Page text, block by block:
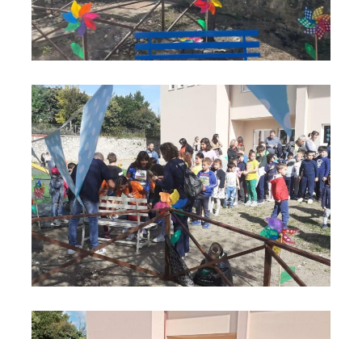
Panchina blu 8
Panchina blu 9